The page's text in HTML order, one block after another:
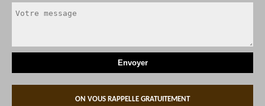
ON VOUS RAPPELLE GRATUITEMENT